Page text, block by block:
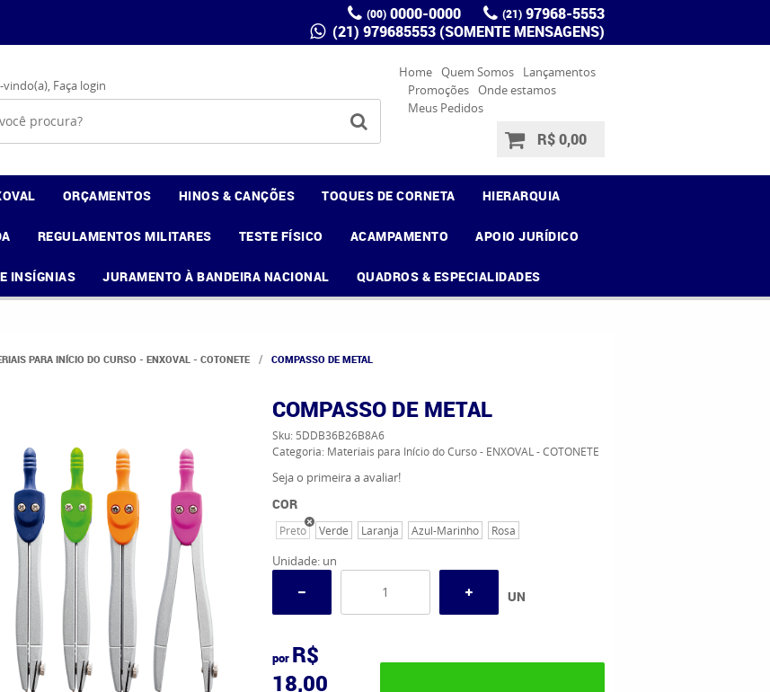
(00) 0000-0000 (21) 97968-5553
(21) 979685553 (SOMENTE MENSAGENS)
vindo(a), Faça login
Home Quem Somos
Lançamentos
Promoções Onde estamos
Meus Pedidos
R$ 0,00
ORÇAMENTOS HINOS & CANÇÕES TOQUES DE CORNETA HIERARQUIA
REGULAMENTOS MILITARES TESTE FÍSICO ACAMPAMENTO APOIO JURÍDICO
INSÍGNIAS JURAMENTO À BANDEIRA NACIONAL QUADROS & ESPECIALIDADES
PARA INÍCIO DO CURSO - ENXOVAL - COTONETE COMPASSO DE METAL
COMPASSO DE METAL
Sku: 5DDB36B26B8A6
Categoria: Materiais para Início do Curso - ENXOVAL - COTONETE
Seja o primeira a avaliar!
COR
Preto Verde Laranja Azul-Marinho Rosa
Unidade: un
UN
por R$
18,00